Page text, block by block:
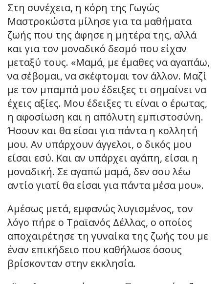
Στη συνέχεια, η κόρη της Γωγώς
Μαστροκώστα μίλησε για τα μαθήματα
ζωής που της άφησε η μητέρα της, αλλά
και για τον μοναδικό δεσμό που είχαν
μεταξύ τους. «Μαμά, με έμαθες να αγαπάω,
να σέβομαι, να σκέφτομαι τον άλλον. Μαζί
με τον μπαμπά μου έδειξες τι σημαίνει να
έχεις αξίες. Μου έδειξες τι είναι ο έρωτας,
η αφοσίωση και η απόλυτη εμπιστοσύνη.
Ήσουν και θα είσαι για πάντα η κολλητή
μου. Αν υπάρχουν άγγελοι, ο δικός μου
είσαι εσύ. Και αν υπάρχει αγάπη, είσαι η
μοναδική. Σε αγαπώ μαμά, δεν σου λέω
αντίο γιατί θα είσαι για πάντα μέσα μου».
Αμέσως μετά, εμφανώς λυγισμένος, τον
λόγο πήρε ο Τραϊανός Δέλλας, ο οποίος
αποχαιρέτησε τη γυναίκα της ζωής του με
έναν επικήδειο που καθήλωσε όσους
βρίσκονταν στην εκκλησία.